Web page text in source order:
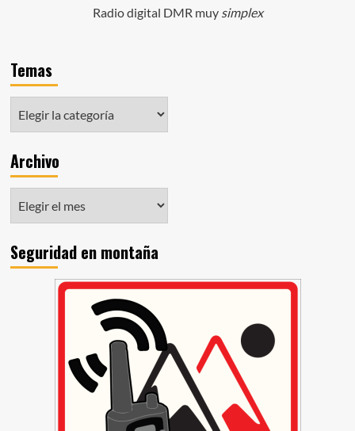
Radio digital DMR muy simplex
Temas
Archivo
Seguridad en montaña